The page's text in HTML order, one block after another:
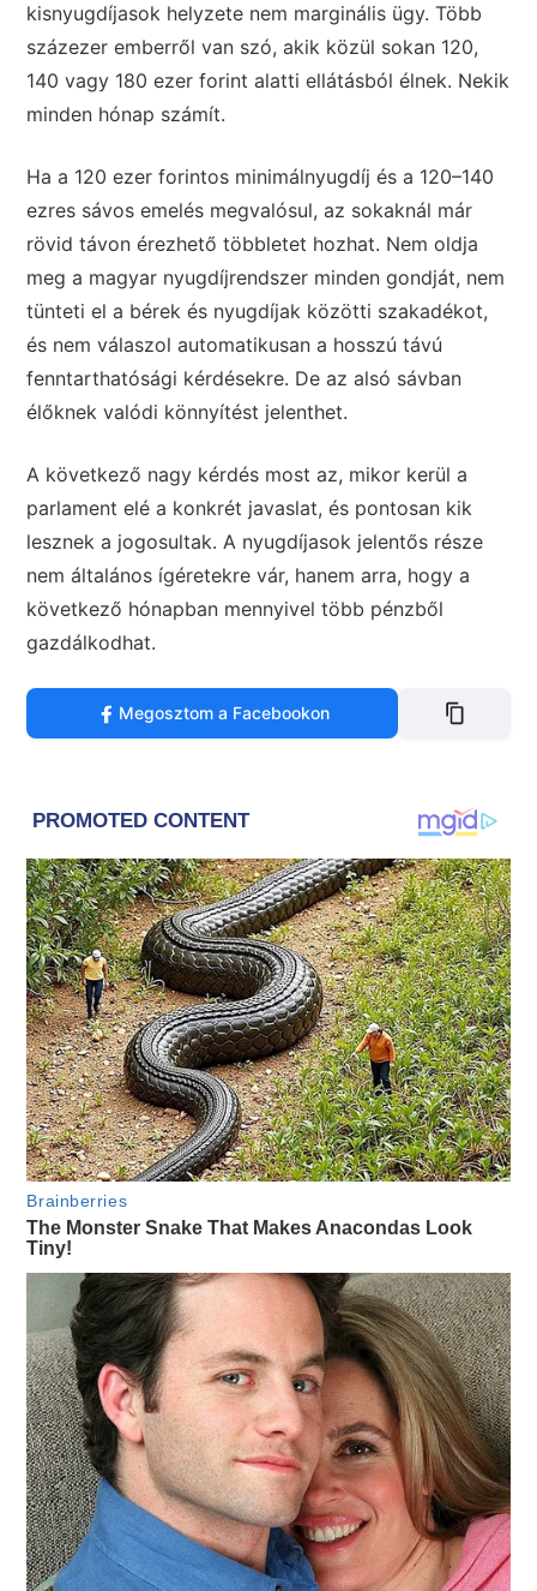
kisnyugdíjasok helyzete nem marginális ügy. Több
százezer emberről van szó, akik közül sokan 120,
140 vagy 180 ezer forint alatti ellátásból élnek. Nekik
minden hónap számít.
Ha a 120 ezer forintos minimálnyugdíj és a 120–140
ezres sávos emelés megvalósul, az sokaknál már
rövid távon érezhető többletet hozhat. Nem oldja
meg a magyar nyugdíjrendszer minden gondját, nem
tünteti el a bérek és nyugdíjak közötti szakadékot,
és nem válaszol automatikusan a hosszú távú
fenntarthatósági kérdésekre. De az alsó sávban
élőknek valódi könnyítést jelenthet.
A következő nagy kérdés most az, mikor kerül a
parlament elé a konkrét javaslat, és pontosan kik
lesznek a jogosultak. A nyugdíjasok jelentős része
nem általános ígéretekre vár, hanem arra, hogy a
következő hónapban mennyivel több pénzből
gazdálkodhat.
Megosztom a Facebookon